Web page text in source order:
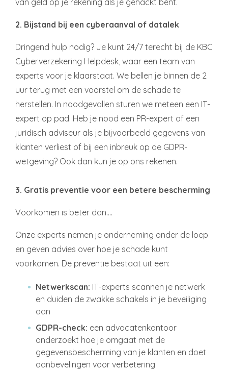
van geld op je rekening als je gehackt bent.
2. Bijstand bij een cyberaanval of datalek
Dringend hulp nodig? Je kunt 24/7 terecht bij de KBC
Cyberverzekering Helpdesk, waar een team van
experts voor je klaarstaat. We bellen je binnen de 2
uur terug met een voorstel om de schade te
herstellen. In noodgevallen sturen we meteen een IT-
expert op pad. Heb je nood een PR-expert of een
juridisch adviseur als je bijvoorbeeld gegevens van
klanten verliest of bij een inbreuk op de GDPR-
wetgeving? Ook dan kun je op ons rekenen.
3. Gratis preventie voor een betere bescherming
Voorkomen is beter dan….
Onze experts nemen je onderneming onder de loep
en geven advies over hoe je schade kunt
voorkomen. De preventie bestaat uit een:
Netwerkscan: IT-experts scannen je netwerk
en duiden de zwakke schakels in je beveiliging
aan
GDPR-check: een advocatenkantoor
onderzoekt hoe je omgaat met de
gegevensbescherming van je klanten en doet
aanbevelingen voor verbetering